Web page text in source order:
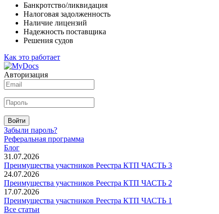
Банкротство/ликвидация
Налоговая задолженность
Наличие лицензий
Надежность поставщика
Решения судов
Как это работает
Авторизация
Войти
Забыли пароль?
Реферальная программа
Блог
31.07.2026
Преимущества участников Реестра КТП ЧАСТЬ 3
24.07.2026
Преимущества участников Реестра КТП ЧАСТЬ 2
17.07.2026
Преимущества участников Реестра КТП ЧАСТЬ 1
Все статьи